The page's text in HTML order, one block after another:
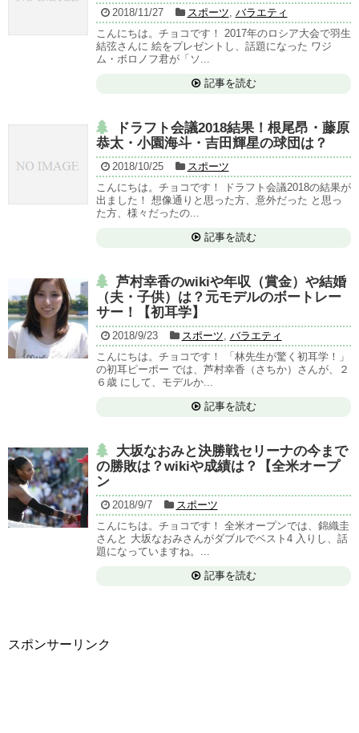
2018/11/27 スポーツ, バラエティ
こんにちは。チョコです！ 2017年のロシア大会で羽生
結弦さんに 絵をプレゼントし、話題になった ワジ
ム・ボロノフ君が「ソ...
記事を読む
ドラフト会議2018結果！根尾昂・藤原
恭太・小園海斗・吉田輝星の球団は？
2018/10/25
スポーツ
こんにちは。チョコです！ ドラフト会議2018の結果が
出ました！ 想像通りと思った方、意外だった と思っ
た方、様々だったの...
記事を読む
芦村幸香のwikiや年収（賞金）や結婚
（夫・子供）は？元モデルのボートレー
サー！【初耳学】
2018/9/23 スポーツ, バラエティ
こんにちは。チョコです！ 「林先生が驚く初耳学！」
の初耳ピーポー では、芦村幸香（さちか）さんが、２
６歳 にして、モデルか...
記事を読む
大坂なおみと決勝戦セリーナの今まで
の勝敗は？wikiや成績は？【全米オープ
ン
2018/9/7
スポーツ
こんにちは。チョコです！ 全米オープンでは、錦織圭
さんと 大坂なおみさんがダブルでベスト4 入りし、話
題になっていますね。...
記事を読む
スポンサーリンク